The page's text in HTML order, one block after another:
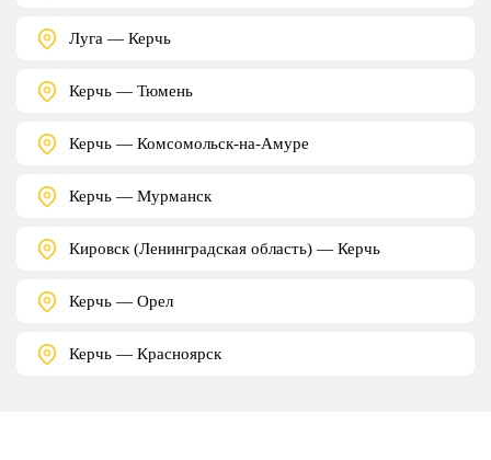
Луга — Керчь
Керчь — Тюмень
Керчь — Комсомольск-на-Амуре
Керчь — Мурманск
Кировск (Ленинградская область) — Керчь
Керчь — Орел
Керчь — Красноярск